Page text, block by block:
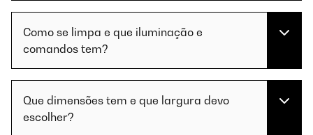
Como se limpa e que iluminação e
comandos tem?
Que dimensões tem e que largura devo
escolher?